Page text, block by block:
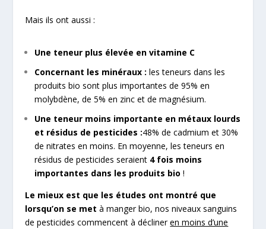
Mais ils ont aussi :
Une teneur plus élevée en vitamine C
Concernant les minéraux :les teneurs dans les
produits bio sont plus importantes de 95% en
molybdène, de 5% en zinc et de magnésium.
Une teneur moins importante en métaux lourds
et résidus de pesticides :48% de cadmium et 30%
de nitrates en moins. En moyenne, les teneurs en
résidus de pesticides seraient 4 fois moins
importantes dans les produits bio !
Le mieux est que les études ont montré que
lorsqu’on se metà manger bio, nos niveaux sanguins
de pesticides commencent à déclineren moins d’une